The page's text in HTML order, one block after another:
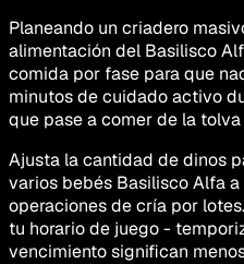
Planeando un criadero
alimentación del Basilisco
comida por fase para que
minutos de cuidado activo
que pase a comer de la
Ajusta la cantidad de dinos
varios bebés Basilisco Alfa
operaciones de cría por
tu horario de juego -
vencimiento significan